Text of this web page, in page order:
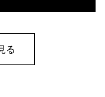
る